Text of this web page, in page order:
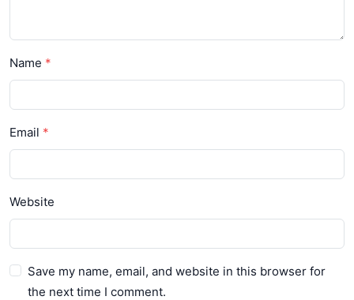
Name
Email
Website
Save my name, email, and website in this browser for
the next time I comment.